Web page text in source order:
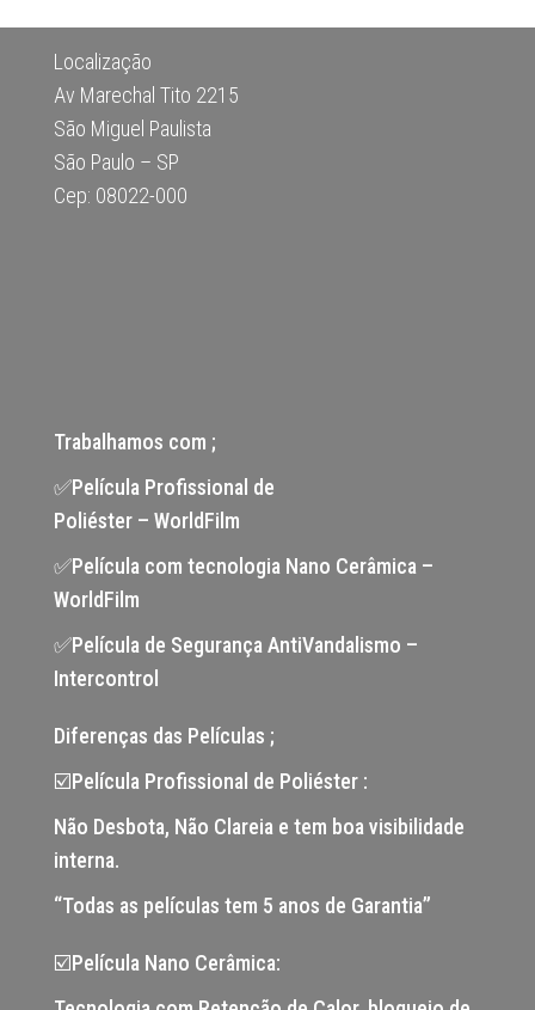
Localização
Av Marechal Tito 2215
São Miguel Paulista
São Paulo – SP
Cep: 08022-000
Trabalhamos com ;
✅Película Profissional de
Poliéster – WorldFilm
✅Película com tecnologia Nano Cerâmica –
WorldFilm
✅Película de Segurança AntiVandalismo –
Intercontrol
Diferenças das Películas ;
☑️Película Profissional de Poliéster :
Não Desbota, Não Clareia e tem boa visibilidade
interna.
“Todas as películas tem 5 anos de Garantia”
☑️Película Nano Cerâmica: